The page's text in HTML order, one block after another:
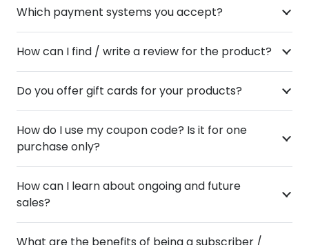
Which payment systems you accept?
How can I find / write a review for the product?
Do you offer gift cards for your products?
How do I use my coupon code? Is it for one
purchase only?
How can I learn about ongoing and future
sales?
What are the benefits of being a subscriber /